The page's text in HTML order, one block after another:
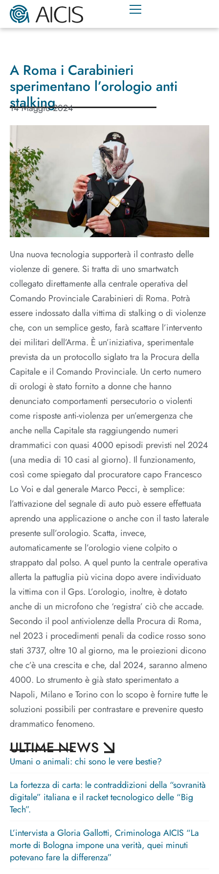
A Roma i Carabinieri
sperimentano l’orologio anti
stalking
14 Maggio 2024
Una nuova tecnologia supporterà il contrasto delle
violenze di genere. Si tratta di uno smartwatch
collegato direttamente alla centrale operativa del
Comando Provinciale Carabinieri di Roma. Potrà
essere indossato dalla vittima di stalking o di violenze
che, con un semplice gesto, farà scattare l’intervento
dei militari dell’Arma. È un’iniziativa, sperimentale
prevista da un protocollo siglato tra la Procura della
Capitale e il Comando Provinciale. Un certo numero
di orologi è stato fornito a donne che hanno
denunciato comportamenti persecutorio o violenti
come risposte anti-violenza per un’emergenza che
anche nella Capitale sta raggiungendo numeri
drammatici con quasi 4000 episodi previsti nel 2024
(una media di 10 casi al giorno). Il funzionamento,
così come spiegato dal procuratore capo Francesco
Lo Voi e dal generale Marco Pecci, è semplice:
l’attivazione del segnale di auto può essere effettuata
aprendo una applicazione o anche con il tasto laterale
presente sull’orologio. Scatta, invece,
automaticamente se l’orologio viene colpito o
strappato dal polso. A quel punto la centrale operativa
allerta la pattuglia più vicina dopo avere individuato
la vittima con il Gps. L’orologio, inoltre, è dotato
anche di un microfono che ‘registra’ ciò che accade.
Secondo il pool antiviolenze della Procura di Roma,
nel 2023 i procedimenti penali da codice rosso sono
stati 3737, oltre 10 al giorno, ma le proiezioni dicono
che c’è una crescita e che, dal 2024, saranno almeno
4000. Lo strumento è già stato sperimentato a
Napoli, Milano e Torino con lo scopo è fornire tutte le
soluzioni possibili per contrastare e prevenire questo
drammatico fenomeno.
ULTIME NEWS
Umani o animali: chi sono le vere bestie?
La fortezza di carta: le contraddizioni della “sovranità
digitale” italiana e il racket tecnologico delle “Big
Tech”.
L’intervista a Gloria Gallotti, Criminologa AICIS “La
morte di Bologna impone una verità, quei minuti
potevano fare la differenza”